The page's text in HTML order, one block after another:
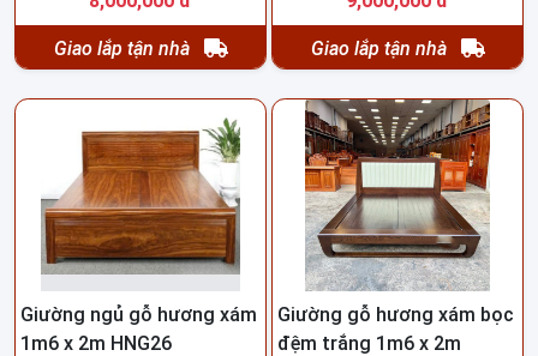
Giao lắp tận nhà Giao lắp tận nhà
Giường ngủ gỗ hương xám
1m6 x 2m HNG26
Giường gỗ hương xám bọc
đệm trắng 1m6 x 2m